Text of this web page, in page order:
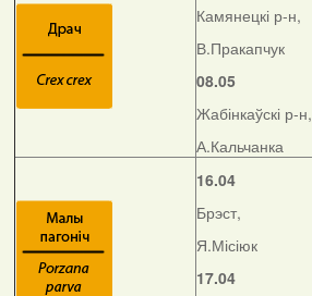
Камянецкі р-н,
В.Пракапчук
08.05
Жабінкаўскі р-н,
А.Кальчанка
16.04
Брэст,
Я.Місіюк
17.04